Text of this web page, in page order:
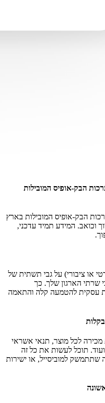
הבק-אופיס המובילות
הבק-אופיס המובילות בארץ
וכואב. המידע תמיד עדכני,
או ציבורי) על גבי תשתית של
שרתי הארגון שלך. כך
עסקית להטמעה קלה והתאמה
מכירה לכל מוצר, תנאי אשראי
ועוד. תוכל לעשות את כל זה
למוביסייל, או ישירות